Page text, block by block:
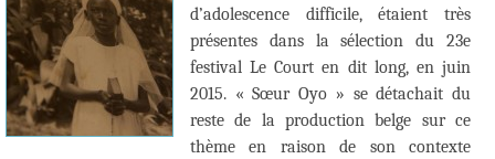
d’adolescence difficile, étaient très
présentes dans la sélection du 23e
festival Le Court en dit long, en juin
2015. « Sœur Oyo » se détachait du
reste de la production belge sur ce
thème en raison de son contexte